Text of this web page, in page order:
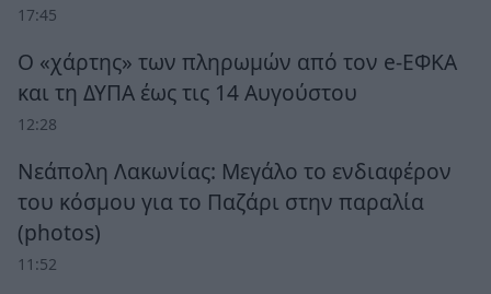
17:45
Ο «χάρτης» των πληρωμών από τον e-ΕΦΚΑ
και τη ΔΥΠΑ έως τις 14 Αυγούστου
12:28
Νεάπολη Λακωνίας: Μεγάλο το ενδιαφέρον
του κόσμου για το Παζάρι στην παραλία
(photos)
11:52